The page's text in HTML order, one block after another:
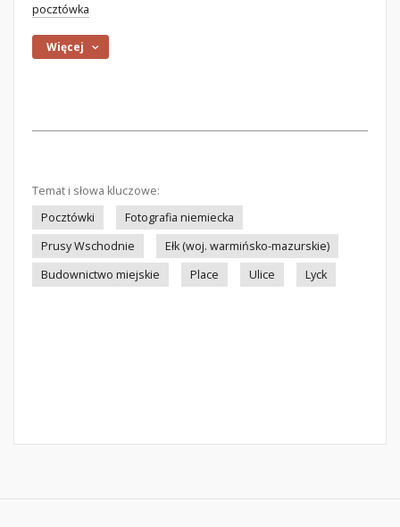
pocztówka
Więcej
Temat i słowa kluczowe:
Pocztówki
Fotografia niemiecka
Prusy Wschodnie
Ełk (woj. warmińsko-mazurskie)
Budownictwo miejskie
Place Ulice Lyck